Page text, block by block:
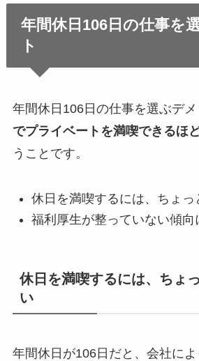
年間休日106日の仕事を
ト
年間休日106日の仕事を選ぶデ
でプライベートを満喫できるほ
うことです。
休日を満喫するには、ちょっ
福利厚生が整っていない傾向
休日を満喫するには、ちょ
い
年間休日が106日だと、会社に